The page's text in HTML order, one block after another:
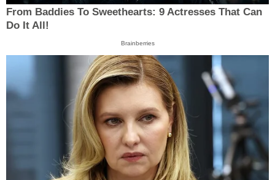
From Baddies To Sweethearts: 9 Actresses That Can
Do It All!
Brainberries